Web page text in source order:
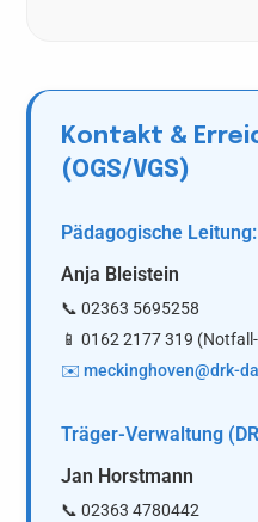
Kontakt &
(OGS/VGS)
Pädagogische Leitung:
Anja Bleistein
📞 02363 5695258
📱 0162 2177 319
✉️ meckinghoven@drk-
Träger-Verwaltung
Jan Horstmann
📞 02363 4780442